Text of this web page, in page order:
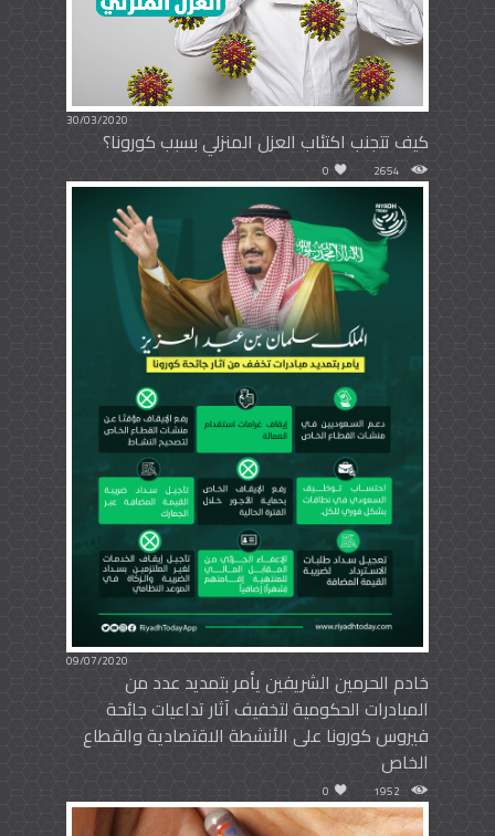
30/03/2020
كيف تتجنب اكتئاب العزل المنزلي بسبب كورونا؟
2654
0
09/07/2020
خادم الحرمين الشريفين يأمر بتمديد عدد من
المبادرات الحكومية لتخفيف آثار تداعيات جائحة
فيروس كورونا على الأنشطة الاقتصادية والقطاع
الخاص
1952
0